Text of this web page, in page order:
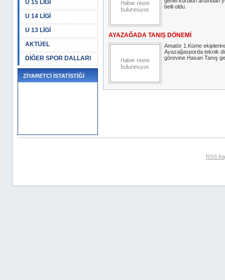
U 15 LİGİ
U 14 LİGİ
U 13 LİGİ
AKTÜEL
DİĞER SPOR DALLARI
ZİYARETCİ İSTATİSTİĞİ
belli oldu.
AYAZAĞADA TANIŞ DÖNEMİ
Amatör 1.Küme
Ayazağasporda teknik
görevine Hasan Tanış
RSS